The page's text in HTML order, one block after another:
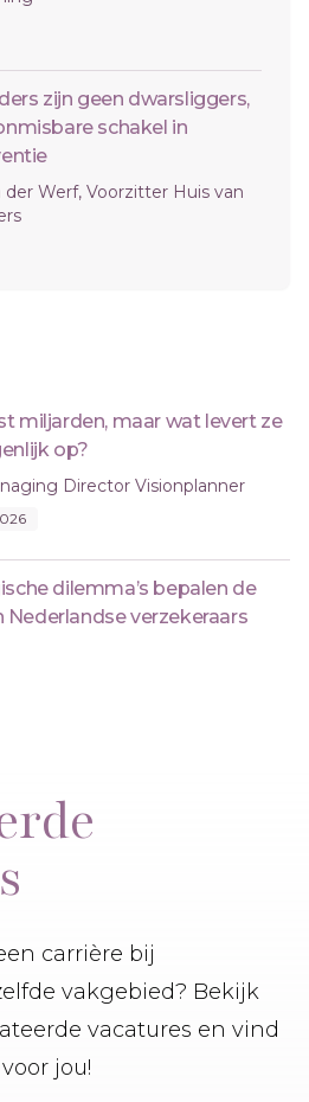
zijn geen dwarsliggers,
schakel in
der Werf, Voorzitter Huis van
miljarden, maar wat levert ze
op?
Director Visionplanner
dilemma’s bepalen de
verzekeraars
carrière bij
vakgebied? Bekijk
vacatures en vind
jou!